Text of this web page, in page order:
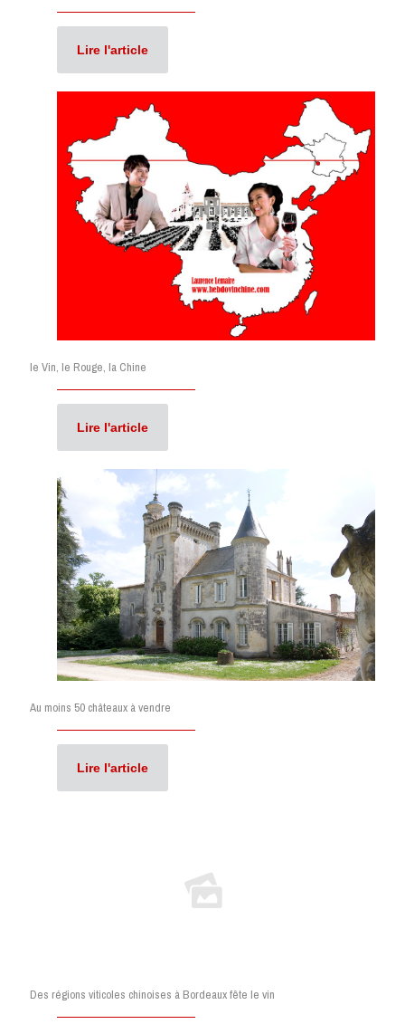
Lire l'article
le Vin, le Rouge, la Chine
Lire l'article
Au moins 50 châteaux à vendre
Lire l'article
Des régions viticoles chinoises à Bordeaux fête le vin